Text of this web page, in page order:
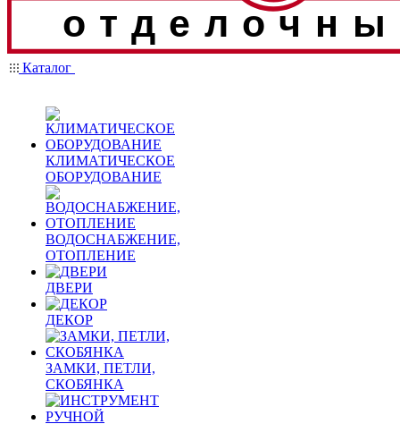
Каталог
КЛИМАТИЧЕСКОЕ
ОБОРУДОВАНИЕ
ВОДОСНАБЖЕНИЕ,
ОТОПЛЕНИЕ
ДВЕРИ
ДЕКОР
ЗАМКИ, ПЕТЛИ,
СКОБЯНКА